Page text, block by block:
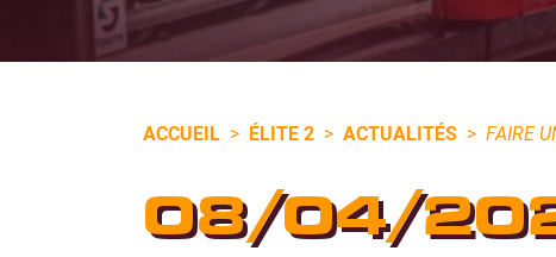
ACCUEIL > ÉLITE 2 > ACTUALITÉS > FAIRE
08/04/